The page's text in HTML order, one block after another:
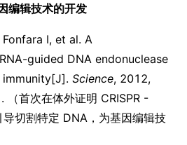
编辑技术的开发
I, et al. A
guided DNA endonuclease
Science, 2012,
首次在体外证明 CRISPR -
切割特定 DNA，为基因编辑技